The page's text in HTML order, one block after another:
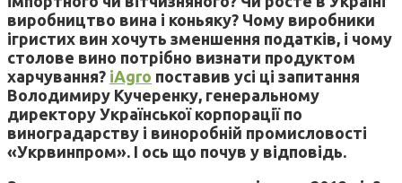
виробництво вина і коньяку? Чому виробники
ігристих вин хочуть зменшення податків, і чому
столове вино потрібно визнати продуктом
харчування? iAgro поставив усі ці запитання
Володимиру Кучеренку, генеральному
директору Української корпорації по
виноградарству і виноробній промисловості
«Укрвинпром». І ось що почув у відповідь.